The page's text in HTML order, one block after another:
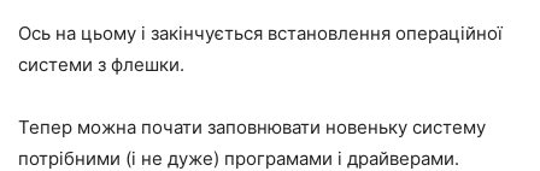
Ось на цьому і закінчується встановлення операційної
системи з флешки.
Тепер можна почати заповнювати новеньку систему
потрібними (і не дуже) програмами і драйверами.